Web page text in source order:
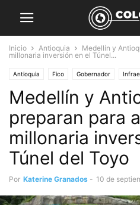
Inicio Antioquia
Medellín y
millonaria inversión en el Túnel...
Antioquia Fico Gobernador
Política
Medellín y
preparan para
millonaria
Túnel del Toyo
Por Katerine Granados - 10 de